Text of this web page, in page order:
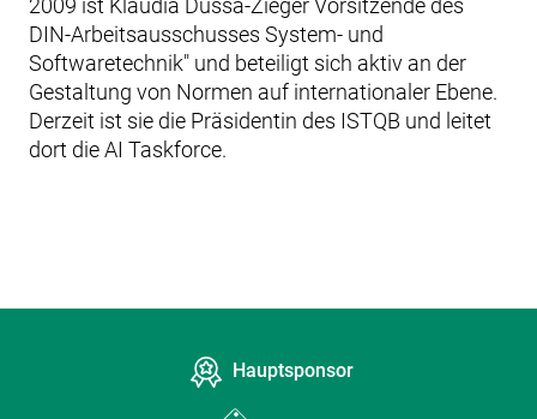
2009 ist Klaudia Dussa-Zieger Vorsitzende des
DIN-Arbeitsausschusses System- und
Softwaretechnik" und beteiligt sich aktiv an der
Gestaltung von Normen auf internationaler Ebene.
Derzeit ist sie die Präsidentin des ISTQB und leitet
dort die AI Taskforce.
Hauptsponsor